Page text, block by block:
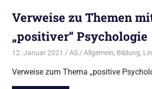
Verweise zu Themen
„positiver“ Psychologie
12. Januar 2021 AS Allgemein, Bildung,
Verweise zum Thema „positive